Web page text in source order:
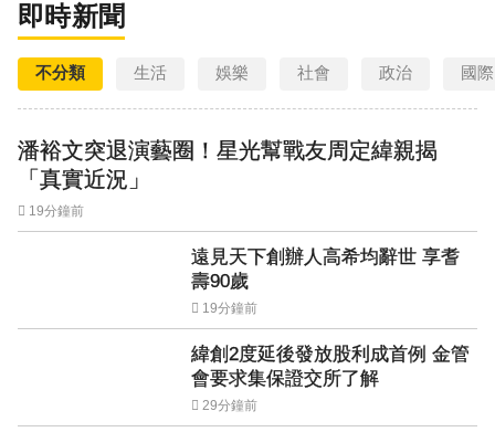
即時新聞
不分類 生活 娛樂 社會 政治 國際
潘裕文突退演藝圈！星光幫戰友周定緯親揭
「真實近況」
19分鐘前
遠見天下創辦人高希均辭世 享耆
壽90歲
19分鐘前
緯創2度延後發放股利成首例 金管
會要求集保證交所了解
29分鐘前